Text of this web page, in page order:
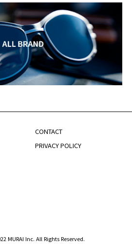
CONTACT
PRIVACY POLICY
MURAI Inc. All Rights Reserved.